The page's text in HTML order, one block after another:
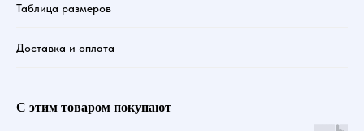
Таблица размеров
Доставка и оплата
С этим товаром покупают